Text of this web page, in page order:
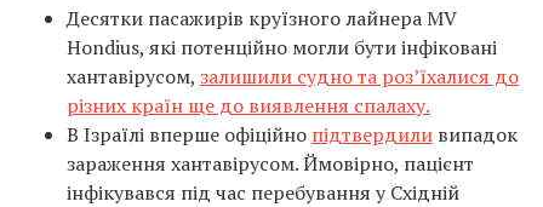
Десятки пасажирів круїзного лайнера MV
Hondius, які потенційно могли бути інфіковані
хантавірусом, залишили судно та роз’їхалися до
різних країн ще до виявлення спалаху.
В Ізраїлі вперше офіційно підтвердили випадок
зараження хантавірусом. Ймовірно, пацієнт
інфікувався під час перебування у Східній